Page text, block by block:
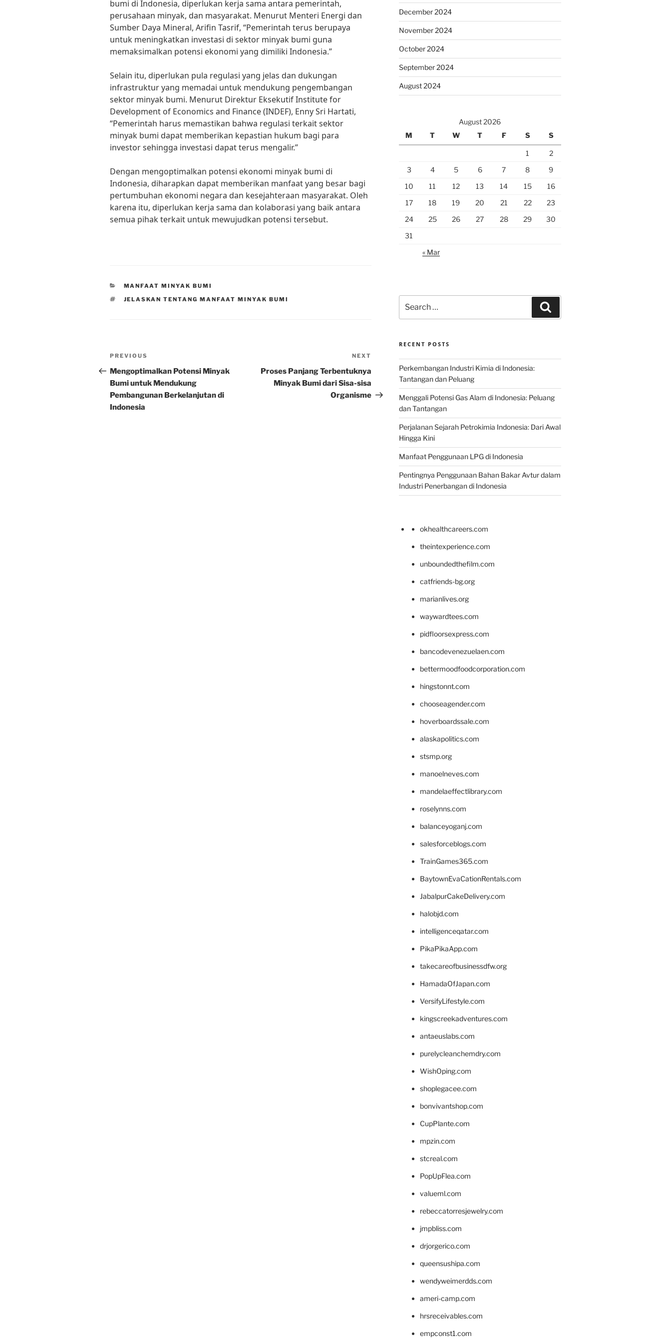
bumi di Indonesia, diperlukan kerja sama antara pemerintah,
perusahaan minyak, dan masyarakat. Menurut Menteri Energi dan
Sumber Daya Mineral, Arifin Tasrif, “Pemerintah terus berupaya
untuk meningkatkan investasi di sektor minyak bumi guna
memaksimalkan potensi ekonomi yang dimiliki Indonesia.”
Selain itu, diperlukan pula regulasi yang jelas dan dukungan
infrastruktur yang memadai untuk mendukung pengembangan
sektor minyak bumi. Menurut Direktur Eksekutif Institute for
Development of Economics and Finance (INDEF), Enny Sri Hartati,
“Pemerintah harus memastikan bahwa regulasi terkait sektor
minyak bumi dapat memberikan kepastian hukum bagi para
investor sehingga investasi dapat terus mengalir.”
Dengan mengoptimalkan potensi ekonomi minyak bumi di
Indonesia, diharapkan dapat memberikan manfaat yang besar bagi
pertumbuhan ekonomi negara dan kesejahteraan masyarakat. Oleh
karena itu, diperlukan kerja sama dan kolaborasi yang baik antara
semua pihak terkait untuk mewujudkan potensi tersebut.
CATEGORIES
MANFAAT MINYAK BUMI
TAGS
JELASKAN TENTANG MANFAAT MINYAK BUMI
Post
navigation
Previous
Post
PREVIOUS
Mengoptimalkan Potensi Minyak
Bumi untuk Mendukung
Pembangunan Berkelanjutan di
Indonesia
NEXT
Proses Panjang Terbentuknya
Minyak Bumi dari Sisa-sisa
Organisme
December 2024
November 2024
October 2024
September 2024
August 2024
August 2026
M
T W T F S S
1
2
3
4 5 6 7 8
9
10
11 12 13 14 15
16
17
18 19 20 21 22
23
24
25 26 27 28 29
30
31
« Mar
for:
RECENT POSTS
Perkembangan Industri Kimia di Indonesia:
Tantangan dan Peluang
Menggali Potensi Gas Alam di Indonesia: Peluang
dan Tantangan
Perjalanan Sejarah Petrokimia Indonesia: Dari Awal
Hingga Kini
Manfaat Penggunaan LPG di Indonesia
Pentingnya Penggunaan Bahan Bakar Avtur dalam
Industri Penerbangan di Indonesia
okhealthcareers.com
theintexperience.com
unboundedthefilm.com
catfriends-bg.org
marianlives.org
waywardtees.com
pidfloorsexpress.com
bancodevenezuelaen.com
bettermoodfoodcorporation.com
hingstonnt.com
chooseagender.com
hoverboardssale.com
alaskapolitics.com
stsmp.org
manoelneves.com
mandelaeffectlibrary.com
roselynns.com
balanceyoganj.com
salesforceblogs.com
TrainGames365.com
BaytownEvaCationRentals.com
JabalpurCakeDelivery.com
halobjd.com
intelligenceqatar.com
PikaPikaApp.com
takecareofbusinessdfw.org
HamadaOfJapan.com
VersifyLifestyle.com
kingscreekadventures.com
antaeuslabs.com
purelycleanchemdry.com
WishOping.com
shoplegacee.com
bonvivantshop.com
CupPlante.com
mpzin.com
stcreal.com
PopUpFlea.com
valueml.com
rebeccatorresjewelry.com
jmpbliss.com
drjorgerico.com
queensushipa.com
wendyweimerdds.com
ameri-camp.com
hrsreceivables.com
empconst1.com